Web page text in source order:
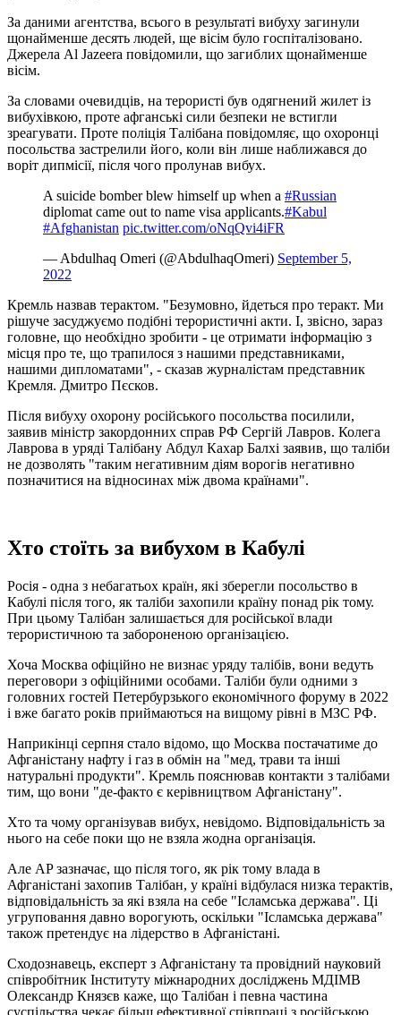
За даними агентства, всього в результаті вибуху загинули
щонайменше десять людей, ще вісім було госпіталізовано.
Джерела Al Jazeera повідомили, що загиблих щонайменше
вісім.
За словами очевидців, на терористі був одягнений жилет із
вибухівкою, проте афганські сили безпеки не встигли
зреагувати. Проте поліція Талібана повідомляє, що охоронці
посольства застрелили його, коли він лише наближався до
воріт дипмісії, після чого пролунав вибух.
A suicide bomber blew himself up when a #Russian
diplomat came out to name visa applicants.#Kabul
#Afghanistan pic.twitter.com/oNqQvi4iFR
— Abdulhaq Omeri (@AbdulhaqOmeri) September 5,
2022
Кремль назвав терактом. "Безумовно, йдеться про теракт. Ми
рішуче засуджуємо подібні терористичні акти. І, звісно, ​​зараз
головне, що необхідно зробити - це отримати інформацію з
місця про те, що трапилося з нашими представниками,
нашими дипломатами", - сказав журналістам представник
Кремля. Дмитро Пєсков.
Після вибуху охорону російського посольства посилили,
заявив міністр закордонних справ РФ Сергій Лавров. Колега
Лаврова в уряді Талібану Абдул Кахар Балхі заявив, що таліби
не дозволять "таким негативним діям ворогів негативно
позначитися на відносинах між двома країнами".
Хто стоїть за вибухом в Кабулі
Росія - одна з небагатьох країн, які зберегли посольство в
Кабулі після того, як таліби захопили країну понад рік тому.
При цьому Талібан залишається для російської влади
терористичною та забороненою організацією.
Хоча Москва офіційно не визнає уряду талібів, вони ведуть
переговори з офіційними особами. Таліби були одними з
головних гостей Петербурзького економічного форуму в 2022
і вже багато років приймаються на вищому рівні в МЗС РФ.
Наприкінці серпня стало відомо, що Москва постачатиме до
Афганістану нафту і газ в обмін на "мед, трави та інші
натуральні продукти". Кремль пояснював контакти з талібами
тим, що вони "де-факто є керівництвом Афганістану".
Хто та чому організував вибух, невідомо. Відповідальність за
нього на себе поки що не взяла жодна організація.
Але AP зазначає, що після того, як рік тому влада в
Афганістані захопив Талібан, у країні відбулася низка терактів,
відповідальність за які взяла на себе "Ісламська держава". Ці
угруповання давно ворогують, оскільки "Ісламська держава"
також претендує на лідерство в Афганістані.
Сходознавець, експерт з Афганістану та провідний науковий
співробітник Інституту міжнародних досліджень МДІМВ
Олександр Князєв каже, що Талібан і певна частина